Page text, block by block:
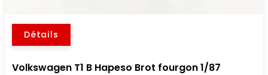
Détails
Volkswagen T1 B Hapeso Brot fourgon 1/87